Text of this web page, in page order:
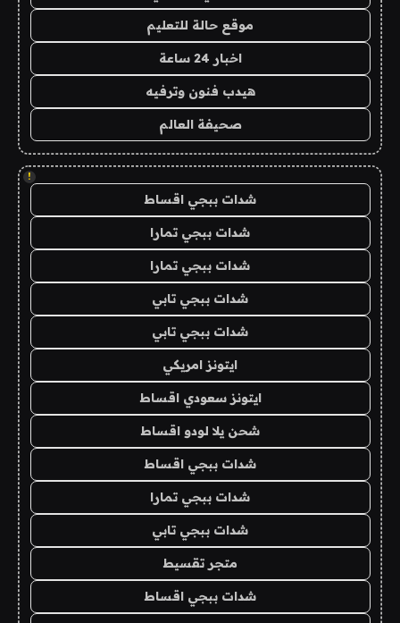
موقع حالة للتعليم
اخبار 24 ساعة
هيدب فنون وترفيه
صحيفة العالم
!
شدات ببجي اقساط
شدات ببجي تمارا
شدات ببجي تمارا
شدات ببجي تابي
شدات ببجي تابي
ايتونز امريكي
ايتونز سعودي اقساط
شحن يلا لودو اقساط
شدات ببجي اقساط
شدات ببجي تمارا
شدات ببجي تابي
متجر تقسيط
شدات ببجي اقساط